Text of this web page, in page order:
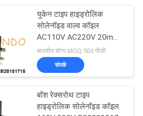
सिलेंडर
युकेन टाइप हाइड्रोलिक
सोलेनॉइड वाल्व कॉइल
AC110V AC220V 20mm
होल
बातचीत योग्य MOQ:500 पीसी
संपर्क
बॉश रेक्सरोथ टाइप
हाइड्रोलिक सोलेनॉइड कॉइल